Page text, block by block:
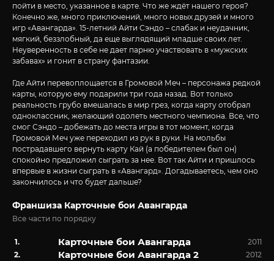
пойти в место, указанное в карте. Что же ждёт нашего героя?
Конечно же, много приключений, много новых друзей и много
игр «Авангарда». 15-летний Айти Сэндо – слабак и неудачник,
мягкий, беззлобный, да еще выглядящий младше своих лет.
Неуверенность в себе не дает парню участвовать в «мужских
забавах» и гонит в страну фантазии.
Где Айти перевоплощается в Громовой Меч – персонажа редкой
карты, которую ему подарили три года назад. Вот только
реальность грубо вмешалась в мир грез, когда карту отобрал
одноклассник, желающий одолеть местного чемпиона. Все, что
смог Сэндо – добежать до места игры в тот момент, когда
Громовой Меч уже переходил из рук в руки. На мольбы
пострадавшего вернуть карту Кай (а победителем был он)
спокойно предложил сыграть за нее. Вот так Айти и пришлось
впервые в жизни сыграть в «Авангард». Догадываетесь, чем оно
закончилось и что будет дальше?
Франшиза Карточные бои Авангарда
Все части по порядку
Карточные бои Авангарда 2011
Карточные бои Авангарда 2 2012